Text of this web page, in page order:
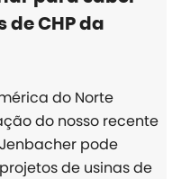
de CHP da
do Norte
do nosso recente
pode
de usinas de